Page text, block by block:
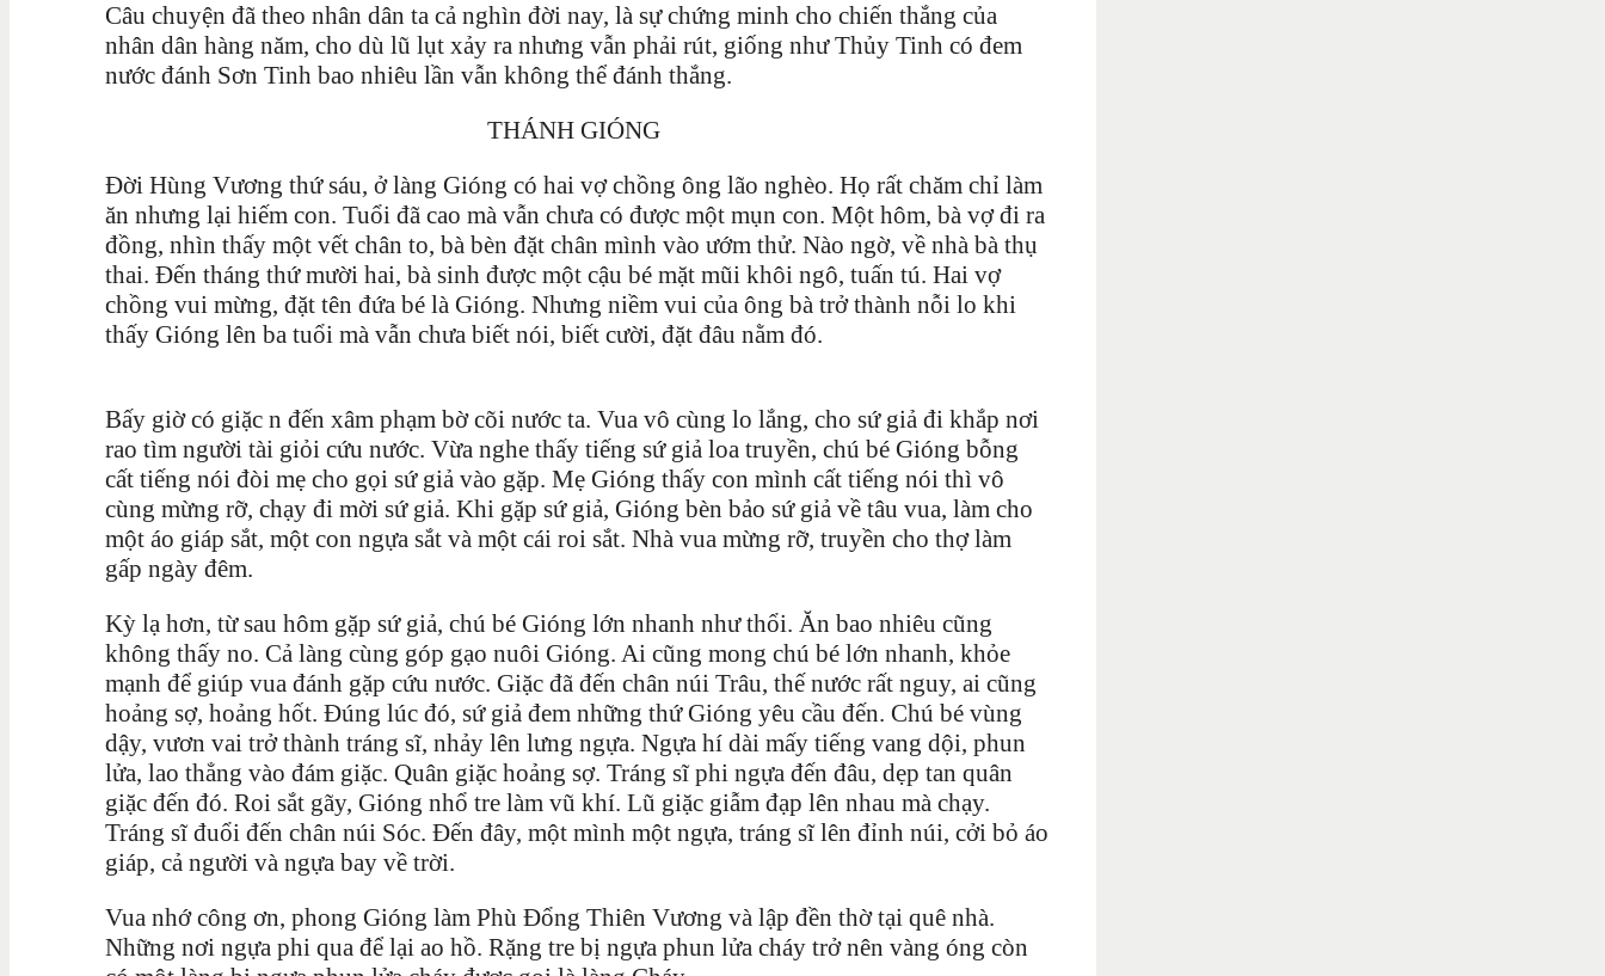
Câu chuyện đã theo nhân dân ta cả nghìn đời nay, là sự chứng minh cho chiến thắng của
nhân dân hàng năm, cho dù lũ lụt xảy ra nhưng vẫn phải rút, giống như Thủy Tinh có đem
nước đánh Sơn Tinh bao nhiêu lần vẫn không thể đánh thắng.
THÁNH GIÓNG
Đời Hùng Vương thứ sáu, ở làng Gióng có hai vợ chồng ông lão nghèo. Họ rất chăm chỉ làm
ăn nhưng lại hiếm con. Tuổi đã cao mà vẫn chưa có được một mụn con. Một hôm, bà vợ đi ra
đồng, nhìn thấy một vết chân to, bà bèn đặt chân mình vào ướm thử. Nào ngờ, về nhà bà thụ
thai. Đến tháng thứ mười hai, bà sinh được một cậu bé mặt mũi khôi ngô, tuấn tú. Hai vợ
chồng vui mừng, đặt tên đứa bé là Gióng. Nhưng niềm vui của ông bà trở thành nỗi lo khi
thấy Gióng lên ba tuổi mà vẫn chưa biết nói, biết cười, đặt đâu nằm đó.
Bấy giờ có giặc n đến xâm phạm bờ cõi nước ta. Vua vô cùng lo lắng, cho sứ giả đi khắp nơi
rao tìm người tài giỏi cứu nước. Vừa nghe thấy tiếng sứ giả loa truyền, chú bé Gióng bỗng
cất tiếng nói đòi mẹ cho gọi sứ giả vào gặp. Mẹ Gióng thấy con mình cất tiếng nói thì vô
cùng mừng rỡ, chạy đi mời sứ giả. Khi gặp sứ giả, Gióng bèn bảo sứ giả về tâu vua, làm cho
một áo giáp sắt, một con ngựa sắt và một cái roi sắt. Nhà vua mừng rỡ, truyền cho thợ làm
gấp ngày đêm.
Kỳ lạ hơn, từ sau hôm gặp sứ giả, chú bé Gióng lớn nhanh như thổi. Ăn bao nhiêu cũng
không thấy no. Cả làng cùng góp gạo nuôi Gióng. Ai cũng mong chú bé lớn nhanh, khỏe
mạnh để giúp vua đánh gặp cứu nước. Giặc đã đến chân núi Trâu, thế nước rất nguy, ai cũng
hoảng sợ, hoảng hốt. Đúng lúc đó, sứ giả đem những thứ Gióng yêu cầu đến. Chú bé vùng
dậy, vươn vai trở thành tráng sĩ, nhảy lên lưng ngựa. Ngựa hí dài mấy tiếng vang dội, phun
lửa, lao thẳng vào đám giặc. Quân giặc hoảng sợ. Tráng sĩ phi ngựa đến đâu, dẹp tan quân
giặc đến đó. Roi sắt gãy, Gióng nhổ tre làm vũ khí. Lũ giặc giẫm đạp lên nhau mà chạy.
Tráng sĩ đuổi đến chân núi Sóc. Đến đây, một mình một ngựa, tráng sĩ lên đỉnh núi, cởi bỏ áo
giáp, cả người và ngựa bay về trời.
Vua nhớ công ơn, phong Gióng làm Phù Đổng Thiên Vương và lập đền thờ tại quê nhà.
Những nơi ngựa phi qua để lại ao hồ. Rặng tre bị ngựa phun lửa cháy trở nên vàng óng còn